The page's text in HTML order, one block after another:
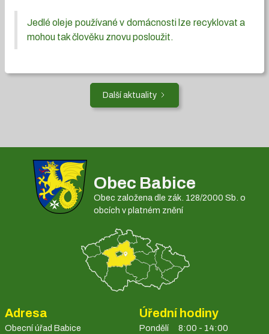
Jedlé oleje používané v domácnosti lze recyklovat a
mohou tak člověku znovu posloužit.
Další aktuality
Obec Babice
Obec založena dle zák. 128/2000 Sb. o
obcích v platném znění
Adresa
Obecní úřad Babice
Úřední hodiny
Pondělí 8:00 - 14:00